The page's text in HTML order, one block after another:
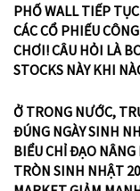
PHỐ WALL TIẾP
CÁC CỔ PHIẾU
CHƠI! CÂU HỎI LÀ
STOCKS NÀY KHI
Ở TRONG NƯỚC,
ĐÚNG NGÀY SINH
BIỂU CHỈ ĐẠO
TRÒN SINH NHẬT